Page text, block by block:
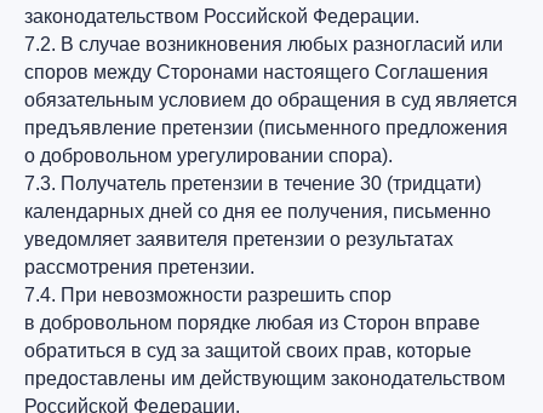
законодательством Российской Федерации.
7.2. В случае возникновения любых разногласий или
споров между Сторонами настоящего Соглашения
обязательным условием до обращения в суд является
предъявление претензии (письменного предложения
о добровольном урегулировании спора).
7.3. Получатель претензии в течение 30 (тридцати)
календарных дней со дня ее получения, письменно
уведомляет заявителя претензии о результатах
рассмотрения претензии.
7.4. При невозможности разрешить спор
в добровольном порядке любая из Сторон вправе
обратиться в суд за защитой своих прав, которые
предоставлены им действующим законодательством
Российской Федерации.